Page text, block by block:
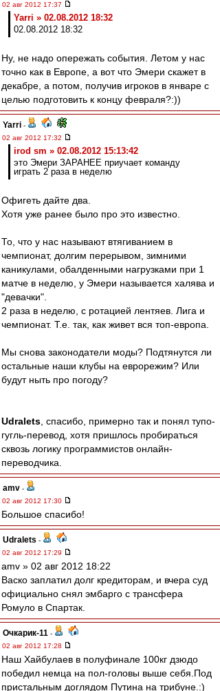
02 авг 2012 17:37
Yarri » 02.08.2012 18:32
02.08.2012 18:32
Ну, не надо опережать события. Летом у нас
точно как в Европе, а вот что Эмери скажет в
декабре, а потом, получив игроков в январе с
целью подготовить к концу февраля?:))
Yarri -
02 авг 2012 17:32
irod sm » 02.08.2012 15:13:42
это Эмери ЗАРАНЕЕ приучает команду
играть 2 раза в неделю
Офигеть дайте два.
Хотя уже ранее было про это известно.
То, что у нас называют втягиванием в
чемпионат, долгим перерывом, зимними
каникулами, обалденными нагрузками при 1
матче в неделю, у Эмери называется халява и
"девачки".
2 раза в неделю, с ротацией лентяев. Лига и
чемпионат. Т.е. так, как живет вся топ-европа.
Мы снова законодатели моды? Подтянутся ли
остальные наши клубы на еврорежим? Или
будут ныть про погоду?
Udralets , спасибо, примерно так и понял тупо-
гугль-перевод, хотя пришлось пробираться
сквозь логику программистов онлайн-
переводчика.
amv -
02 авг 2012 17:30
Большое спасибо!
Udralets -
02 авг 2012 17:29
amv » 02 авг 2012 18:22
Васко заплатил долг кредиторам, и вчера суд
официально снял эмбарго с трансфера
Ромуло в Спартак.
Очкарик-11 -
02 авг 2012 17:28
Наш Хайбулаев в полуфинале 100кг дзюдо
победил немца на пол-головы выше себя.Под
пристальным доглядом Путина на трибуне.:)